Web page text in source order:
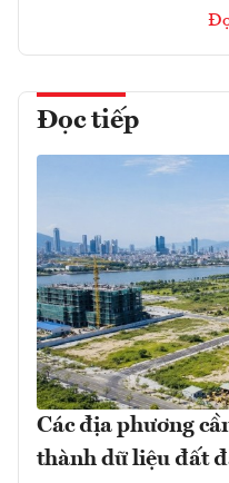
Đọc tiếp
Các địa phương
thành dữ liệu đất